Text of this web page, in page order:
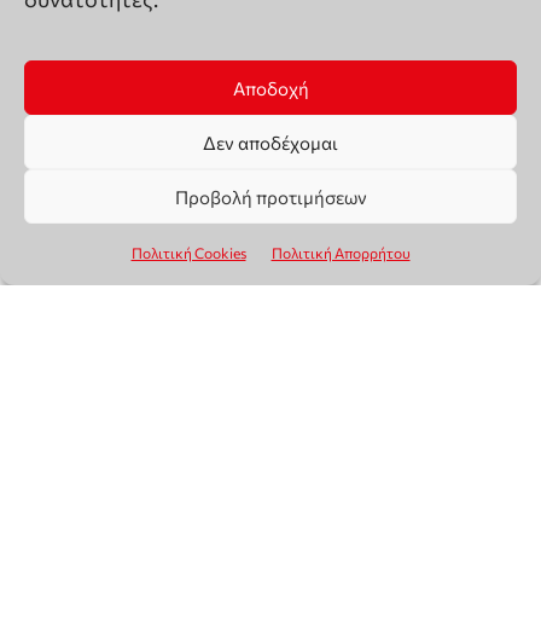
Αποδοχή
Δεν αποδέχομαι
Προβολή προτιμήσεων
Πολιτική Cookies Πολιτική Απορρήτου